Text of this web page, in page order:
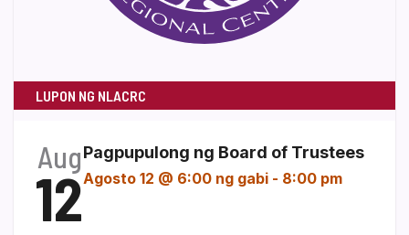
LUPON NG NLACRC
Aug
12
Pagpupulong ng Board of Trustees
Agosto 12 @ 6:00 ng gabi - 8:00 pm